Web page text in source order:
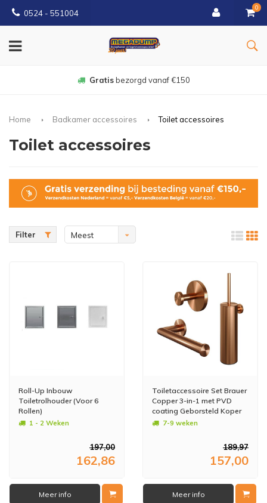
0524 - 551004
0
Gratisbezorgd vanaf €150
Home Badkamer accessoires Toilet accessoires
Toilet accessoires
Filter
Meest
Roll-Up Inbouw
Toiletrolhouder (Voor 6
Rollen)
1 - 2 Weken
197,00
162,86
Meer info
Toiletaccessoire Set Brauer
Copper 3-in-1 met PVD
coating Geborsteld Koper
7-9 weken
189,97
157,00
Meer info